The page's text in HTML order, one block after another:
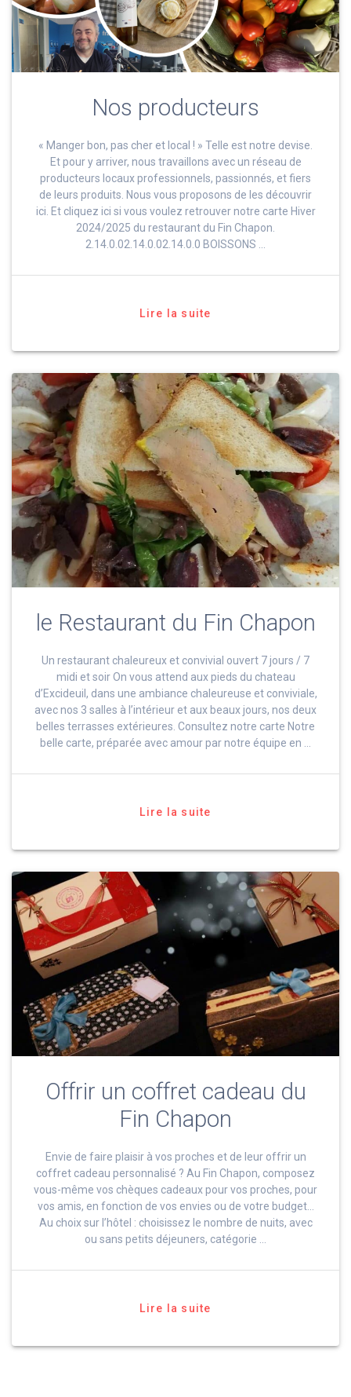
Nos producteurs
« Manger bon, pas cher et local ! » Telle est notre devise.
Et pour y arriver, nous travaillons avec un réseau de
producteurs locaux professionnels, passionnés, et fiers
de leurs produits. Nous vous proposons de les découvrir
ici. Et cliquez ici si vous voulez retrouver notre carte Hiver
2024/2025 du restaurant du Fin Chapon.
2.14.0.02.14.0.02.14.0.0 BOISSONS …
Lire la suite
le Restaurant du Fin Chapon
Un restaurant chaleureux et convivial ouvert 7 jours / 7
midi et soir On vous attend aux pieds du chateau
d’Excideuil, dans une ambiance chaleureuse et conviviale,
avec nos 3 salles à l’intérieur et aux beaux jours, nos deux
belles terrasses extérieures. Consultez notre carte Notre
belle carte, préparée avec amour par notre équipe en …
Lire la suite
Offrir un coffret cadeau du
Fin Chapon
Envie de faire plaisir à vos proches et de leur offrir un
coffret cadeau personnalisé ? Au Fin Chapon, composez
vous-même vos chèques cadeaux pour vos proches, pour
vos amis, en fonction de vos envies ou de votre budget…
Au choix sur l’hôtel : choisissez le nombre de nuits, avec
ou sans petits déjeuners, catégorie …
Lire la suite